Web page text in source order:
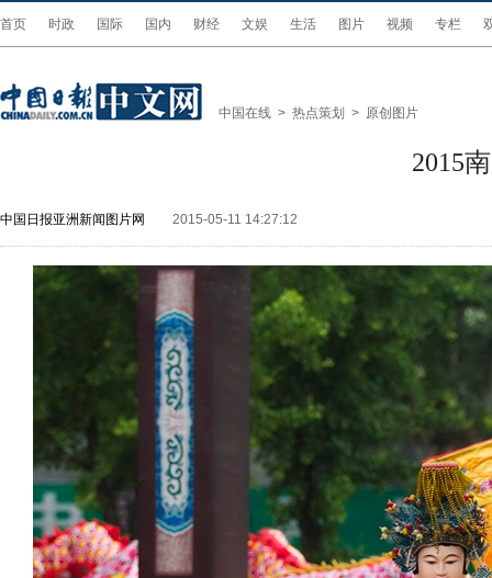
首页 时政 国际 国内 财经 文娱 生活 图片 视频 专栏
中国在线 > 热点策划 > 原创图片
2015
中国日报亚洲新闻图片网 2015-05-11 14:27:12